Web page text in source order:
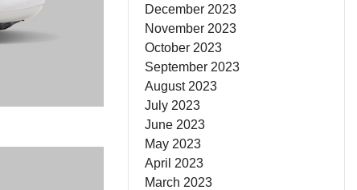
December 2023
November 2023
October 2023
September 2023
August 2023
July 2023
June 2023
May 2023
April 2023
March 2023